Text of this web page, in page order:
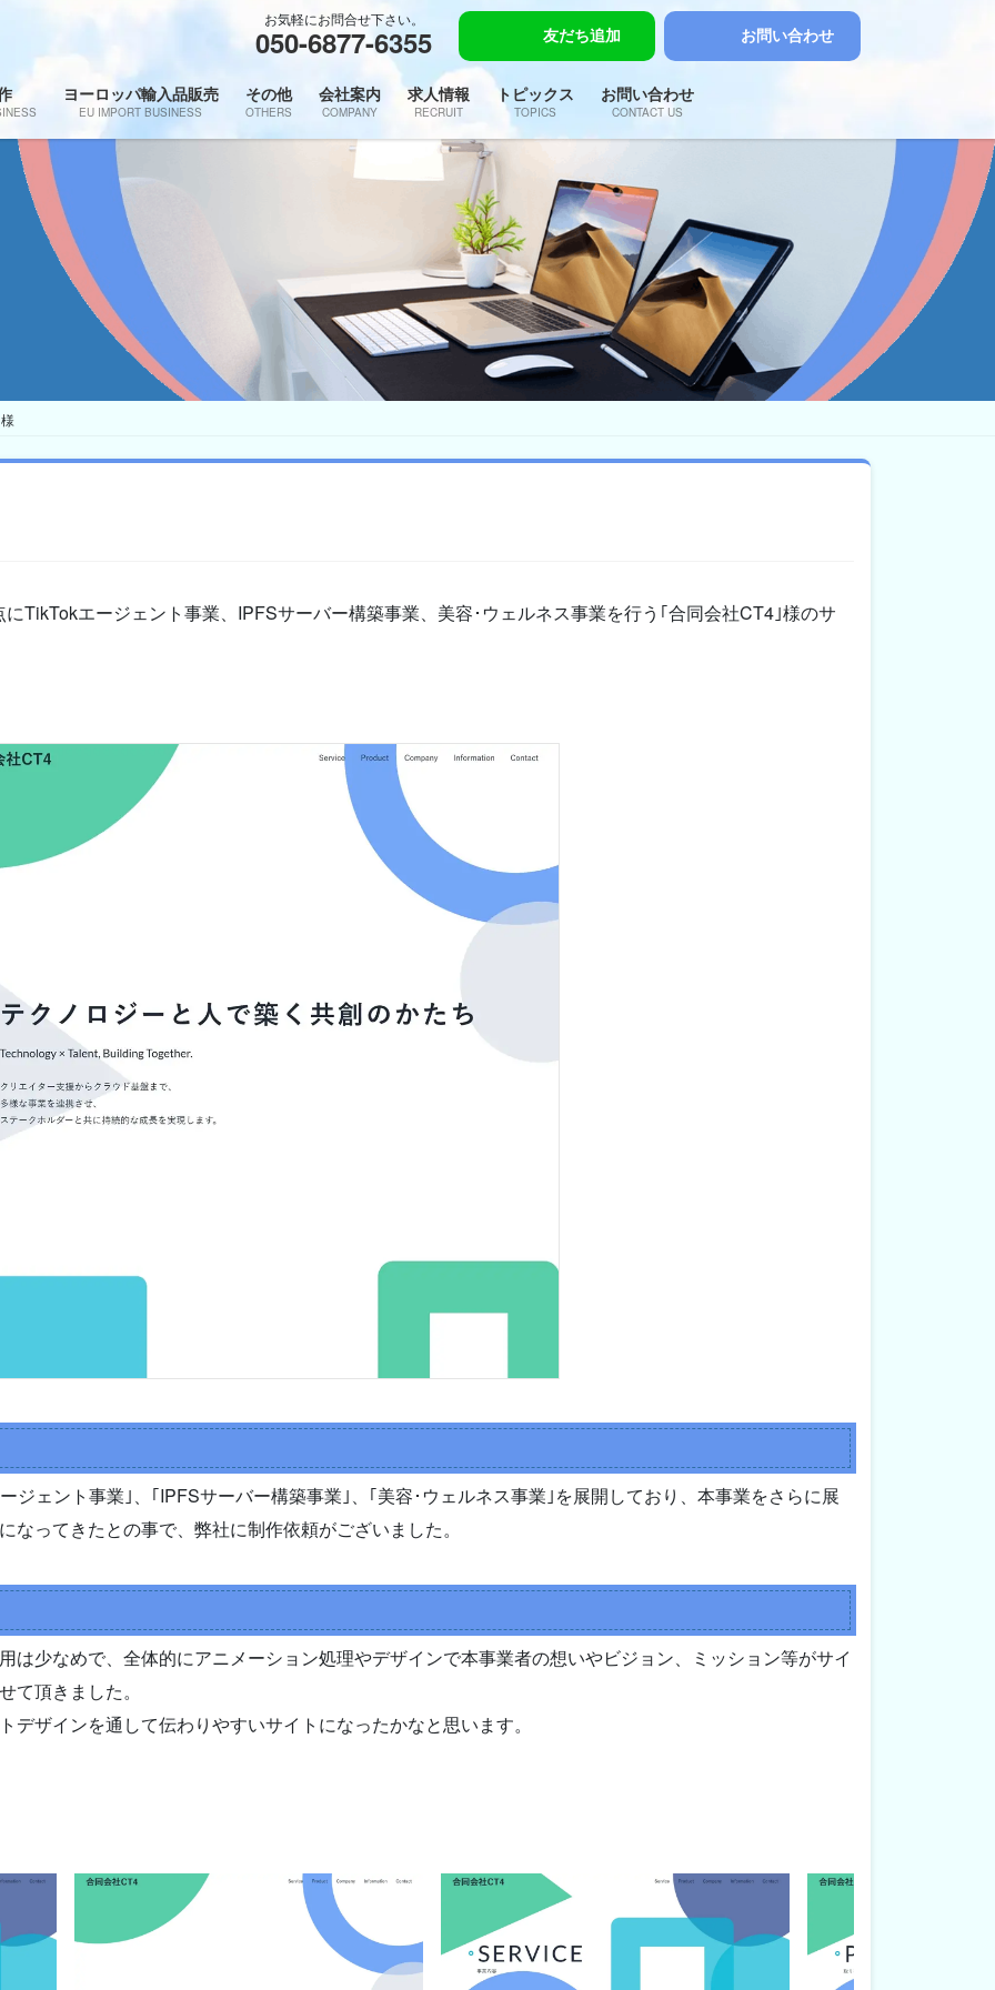
お気軽にお問合せ下さい。
050-6877-6355 友だち追加 お問い合わせ
ヨーロッパ輸入品販売
EU IMPORT BUSINESS
その他
OTHERS
会社案内
COMPANY
求人情報
RECRUIT
トピックス
TOPICS
お問い合わせ
CONTACT US
TikTokエージェント事業、IPFSサーバー構築事業、美容･ウェルネス事業を行う｢合同会社CT4｣様のサ
ジェント事業｣、｢IPFSサーバー構築事業｣、｢美容･ウェルネス事業｣を展開しており、本事業をさらに展
ってきたとの事で、弊社に制作依頼がございました。
は少なめで、全体的にアニメーション処理やデザインで本事業者の想いやビジョン、ミッション等がサイ
て頂きました。
デザインを通して伝わりやすいサイトになったかなと思います。